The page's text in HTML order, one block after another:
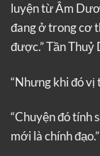
luyện từ Âm
đang ở trong cơ
được.” Tần Thuỷ
“Nhưng khi đó vị
“Chuyện đó tính
mới là chính